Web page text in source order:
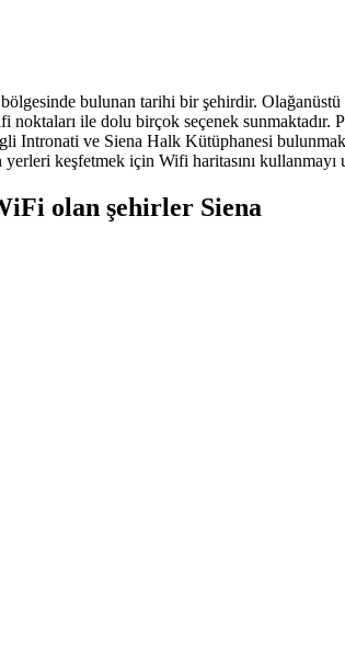
bulunan tarihi bir şehirdir.
noktaları ile dolu birçok seçenek
Intronati ve Siena Halk Kütüphanesi
yerleri keşfetmek için Wifi haritasını kullanmayı
olan şehirler Siena